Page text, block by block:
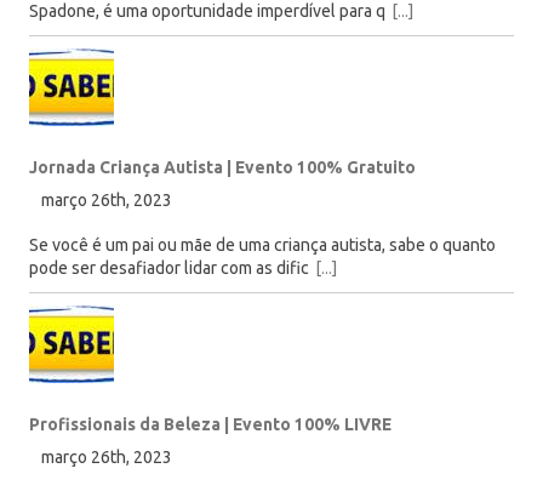
Spadone, é uma oportunidade imperdível para q [...]
Jornada Criança Autista | Evento 100% Gratuito
março 26th, 2023
Se você é um pai ou mãe de uma criança autista, sabe o quanto
pode ser desafiador lidar com as dific [...]
Profissionais da Beleza | Evento 100% LIVRE
março 26th, 2023